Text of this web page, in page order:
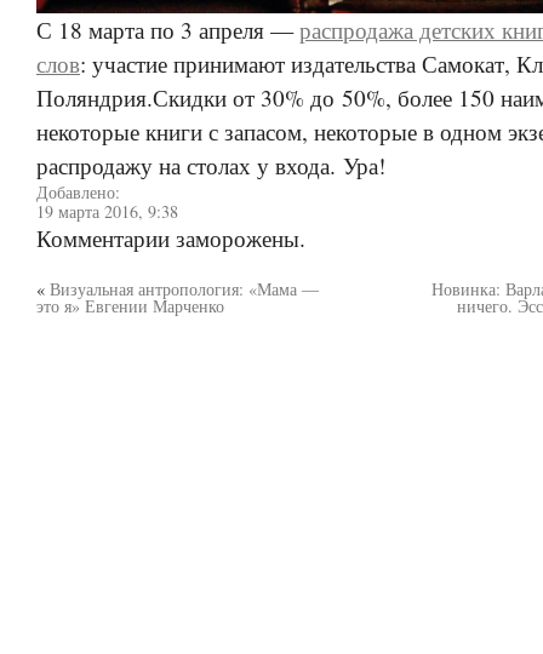
С 18 марта по 3 апреля —распродажа детских
слов: участие принимают издательства Самокат,
Поляндрия.Скидки от 30% до 50%, более 150
некоторые книги с запасом, некоторые в одном
распродажу на столах у входа. Ура!
Добавлено:
19 марта 2016, 9:38
Комментарии заморожены.
« Визуальная антропология: «Мама —
это я» Евгении Марченко
Новинка:
ничего.